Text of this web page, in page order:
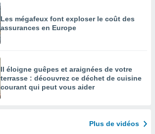
Les mégafeux font exploser le coût des
assurances en Europe
Il éloigne guêpes et araignées de votre
terrasse : découvrez ce déchet de cuisine
courant qui peut vous aider
Plus de vidéos